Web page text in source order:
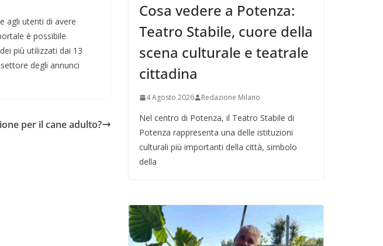
agli utenti di avere
è possibile
più utilizzati dai 13
degli annunci
per il cane adulto?
Cosa vedere a Potenza:
Teatro Stabile, cuore della
scena culturale e teatrale
cittadina
4 Agosto 2026 Redazione Milano
Nel centro di Potenza, il Teatro Stabile di
Potenza rappresenta una delle istituzioni
culturali più importanti della città, simbolo
della